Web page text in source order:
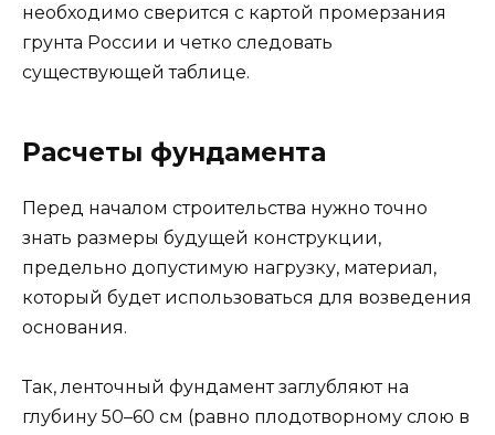
необходимо сверится с картой промерзания
грунта России и четко следовать
существующей таблице.
Расчеты фундамента
Перед началом строительства нужно точно
знать размеры будущей конструкции,
предельно допустимую нагрузку, материал,
который будет использоваться для возведения
основания.
Так, ленточный фундамент заглубляют на
глубину 50–60 см (равно плодотворному слою в